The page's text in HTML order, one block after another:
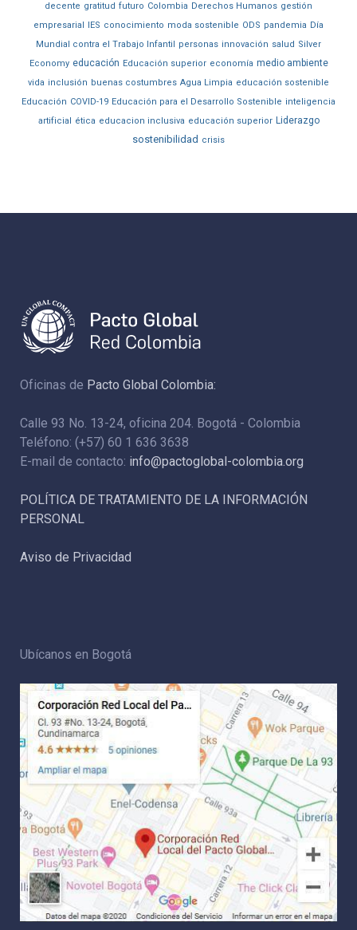
decente gratitud futuro Colombia Derechos Humanos gestión
empresarial IES conocimiento moda sostenible ODS pandemia Día
Mundial contra el Trabajo Infantil personas innovación salud Silver
Economy educación Educación superior economía medio ambiente
vida inclusión buenas costumbres Agua Limpia educación sostenible
Educación COVID-19 Educación para el Desarrollo Sostenible inteligencia
artificial ética educacion inclusiva educación superior Liderazgo
sostenibilidad crisis
Oficinas de Pacto Global Colombia:
Calle 93 No. 13-24, oficina 204. Bogotá - Colombia
Teléfono: (+57) 60 1 636 3638
E-mail de contacto: info@pactoglobal-colombia.org
POLÍTICA DE TRATAMIENTO DE LA INFORMACIÓN
PERSONAL
Aviso de Privacidad
Ubícanos en Bogotá